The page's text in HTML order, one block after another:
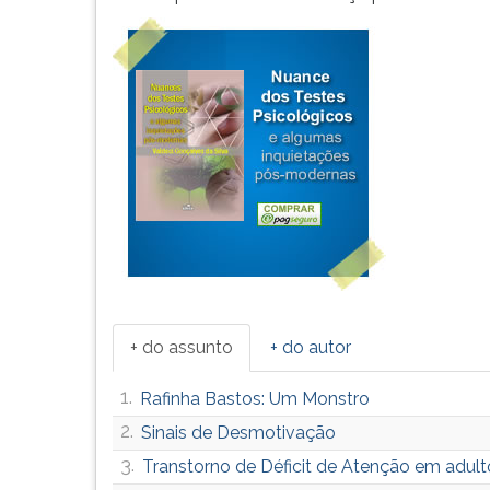
+ do assunto + do autor
1. Rafinha Bastos: Um Monstro
2. Sinais de Desmotivação
3. Transtorno de Déficit de Atenção em